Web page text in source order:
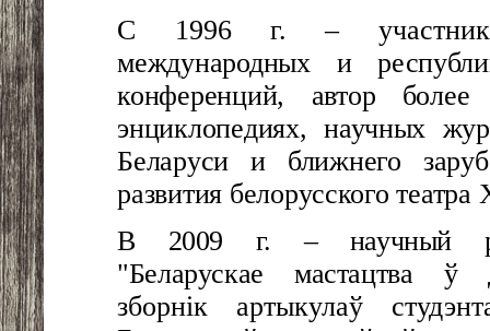
С 1996 г. – участник
международных и
конференций,
автор
энциклопедиях, научных
Беларуси и ближнего
развития белорусского театра
В 2009 г. – научный
"Беларускае мастацтва ў
зборнік артыкулаў